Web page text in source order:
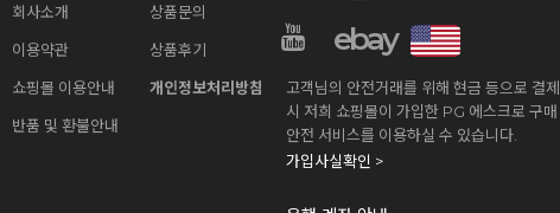
회사소개
이용약관
쇼핑몰 이용안내
반품 및 환불안내
상품문의
상품후기
개인정보처리방침
ebay
고객님의 안전거래를 위해 현금 등으로 결제
시 저희 쇼핑몰이 가입한 PG 에스크로 구매
안전 서비스를 이용하실 수 있습니다.
가입사실확인 >